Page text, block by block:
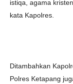
istiqa, agama
kata Kapolres.
Ditambahkan
Polres Ketapang